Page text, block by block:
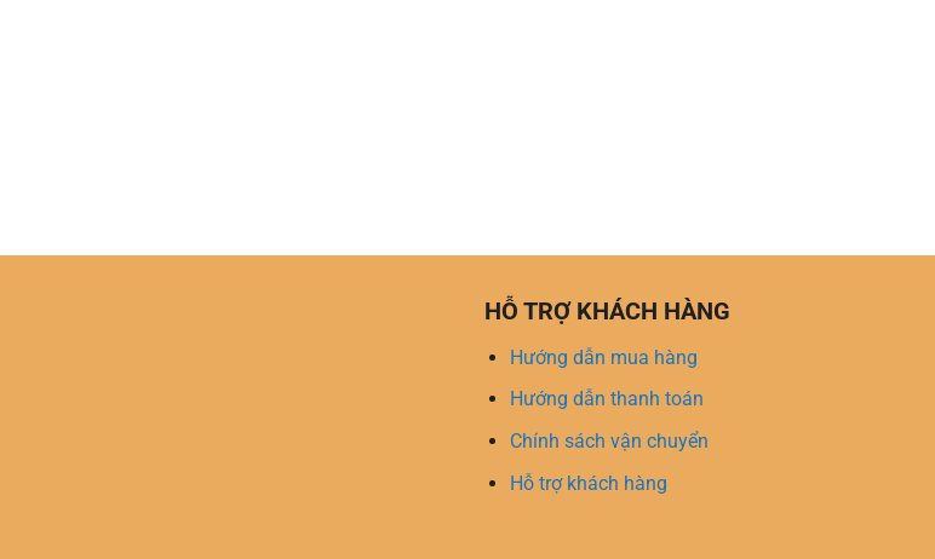
HỖ TRỢ KHÁCH HÀNG
Hướng dẫn mua hàng
Hướng dẫn thanh toán
Chính sách vận chuyển
Hỗ trợ khách hàng